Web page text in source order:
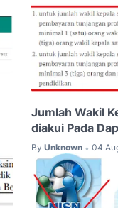
Jumlah Wakil
diakui Pada
By Unknown • 04